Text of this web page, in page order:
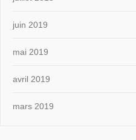
juin 2019
mai 2019
avril 2019
mars 2019